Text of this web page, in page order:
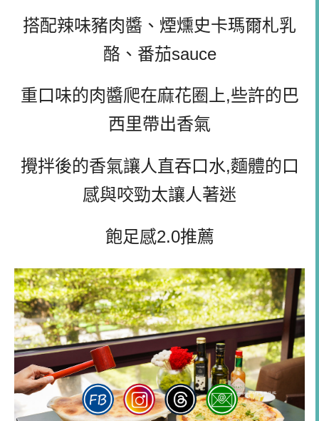
搭配辣味豬肉醬、煙燻史卡瑪爾札乳
酪、番茄sauce
重口味的肉醬爬在麻花圈上,些許的巴
西里帶出香氣
攪拌後的香氣讓人直吞口水,麵體的口
感與咬勁太讓人著迷
飽足感2.0推薦